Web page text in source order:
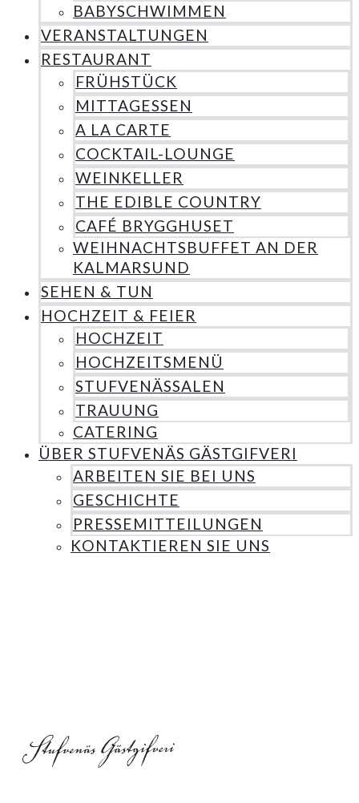
BABYSCHWIMMEN
VERANSTALTUNGEN
RESTAURANT
FRÜHSTÜCK
MITTAGESSEN
A LA CARTE
COCKTAIL-LOUNGE
WEINKELLER
THE EDIBLE COUNTRY
CAFÉ BRYGGHUSET
WEIHNACHTSBUFFET AN DER
KALMARSUND
SEHEN & TUN
HOCHZEIT & FEIER
HOCHZEIT
HOCHZEITSMENÜ
STUFVENÄSSALEN
TRAUUNG
CATERING
ÜBER STUFVENÄS GÄSTGIFVERI
ARBEITEN SIE BEI UNS
GESCHICHTE
PRESSEMITTEILUNGEN
KONTAKTIEREN SIE UNS